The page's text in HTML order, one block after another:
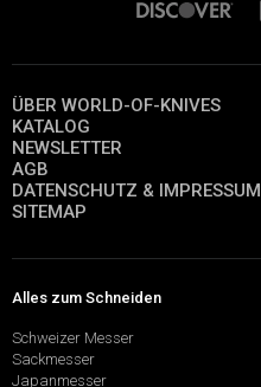
ÜBER WORLD-OF-KNIVES
KATALOG
NEWSLETTER
AGB
DATENSCHUTZ & IMPRESSUM
SITEMAP
Alles zum Schneiden
Schweizer Messer
Sackmesser
Japanmesser